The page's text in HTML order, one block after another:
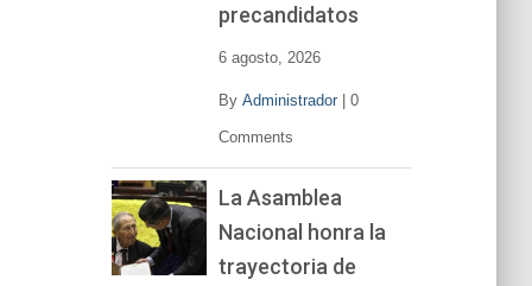
precandidatos
6 agosto, 2026
By Administrador| 0
Comments
La Asamblea
Nacional honra la
trayectoria de